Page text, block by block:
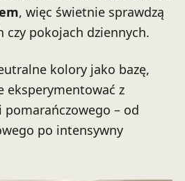
, więc świetnie sprawdzą
czy pokojach dziennych.
kolory jako bazę,
eksperymentować z
– od
po intensywny